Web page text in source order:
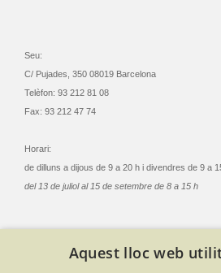
Seu:
C/ Pujades, 350 08019 Barcelona
Telèfon: 93 212 81 08
Fax: 93 212 47 74
Horari:
de dilluns a dijous de 9 a 20 h i divendres de 9 a
del 13 de juliol al 15 de setembre de 8 a 15 h
Aquest lloc web